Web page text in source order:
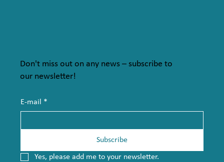
Don't miss out on any news – subscribe to
our newsletter!
E-mail *
Subscribe
Yes, please add me to your newsletter.